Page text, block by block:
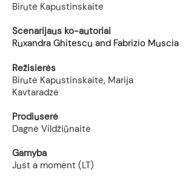
Birutė Kapustinskaitė
Scenarijaus ko-autoriai
Ruxandra Ghitescu and Fabrizio Muscia
Režisierės
Birutė Kapustinskaitė, Marija
Kavtaradzė
Prodiuserė
Dagnė Vildžiūnaitė
Gamyba
Just a moment (LT)